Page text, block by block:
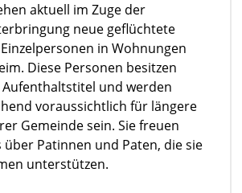
aktuell im Zuge der
neue geflüchtete
in Wohnungen
Diese Personen besitzen
und werden
voraussichtlich für längere
Gemeinde sein. Sie freuen
über Patinnen und Paten, die sie
unterstützen.